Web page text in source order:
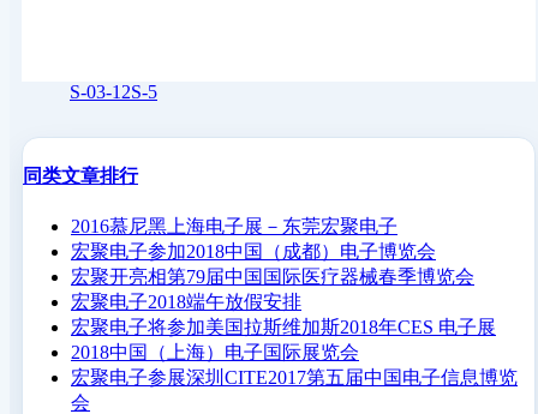
S-03-12S-5
同类文章排行
2016慕尼黑上海电子展－东莞宏聚电子
宏聚电子参加2018中国（成都）电子博览会
宏聚开亮相第79届中国国际医疗器械春季博览会
宏聚电子2018端午放假安排
宏聚电子将参加美国拉斯维加斯2018年CES 电子展
2018中国（上海）电子国际展览会
宏聚电子参展深圳CITE2017第五届中国电子信息博览
会